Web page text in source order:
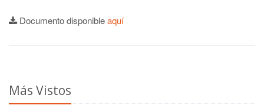
Documento disponibleaquí
Más Vistos